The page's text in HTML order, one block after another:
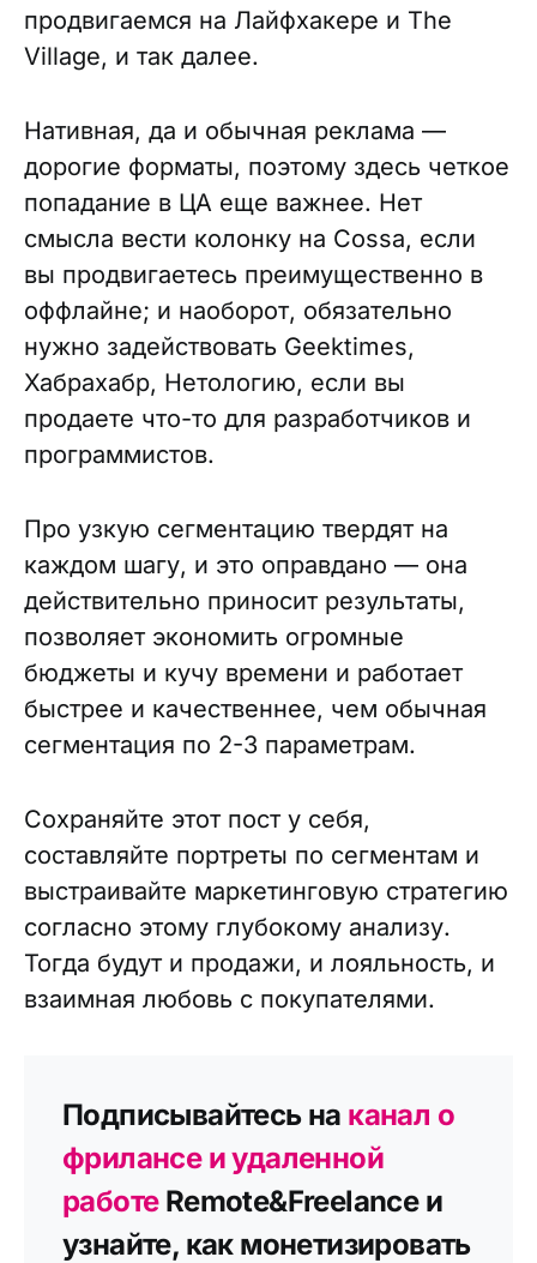
продвигаемся на Лайфхакере и The
Village, и так далее.
Нативная, да и обычная реклама —
дорогие форматы, поэтому здесь четкое
попадание в ЦА еще важнее. Нет
смысла вести колонку на Cossa, если
вы продвигаетесь преимущественно в
оффлайне; и наоборот, обязательно
нужно задействовать Geektimes,
Хабрахабр, Нетологию, если вы
продаете что-то для разработчиков и
программистов.
Про узкую сегментацию твердят на
каждом шагу, и это оправдано — она
действительно приносит результаты,
позволяет экономить огромные
бюджеты и кучу времени и работает
быстрее и качественнее, чем обычная
сегментация по 2-3 параметрам.
Сохраняйте этот пост у себя,
составляйте портреты по сегментам и
выстраивайте маркетинговую стратегию
согласно этому глубокому анализу.
Тогда будут и продажи, и лояльность, и
взаимная любовь с покупателями.
Подписывайтесь на канал о
фрилансе и удаленной
работеRemote&Freelance и
узнайте, как монетизировать